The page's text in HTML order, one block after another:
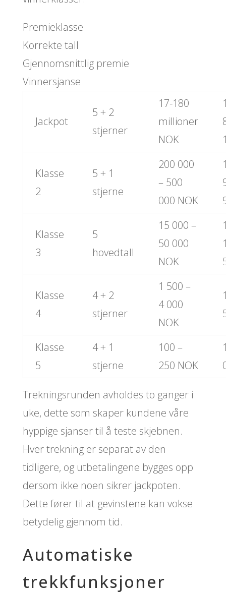
Premieklasse
Korrekte tall
Gjennomsnittlig premie
Vinnersjanse
Jackpot
5 + 2
stjerner
17-180
millioner
NOK
Klasse
2
5 + 1
stjerne
200 000
– 500
000 NOK
Klasse
3
5
hovedtall
15 000 –
50 000
NOK
Klasse
4
4 + 2
stjerner
1 500 –
4 000
NOK
Klasse
5
4 + 1
stjerne
100 –
250 NOK
Trekningsrunden avholdes to ganger i
uke, dette som skaper kundene våre
hyppige sjanser til å teste skjebnen.
Hver trekning er separat av den
tidligere, og utbetalingene bygges opp
dersom ikke noen sikrer jackpoten.
Dette fører til at gevinstene kan vokse
betydelig gjennom tid.
Automatiske
trekkfunksjoner